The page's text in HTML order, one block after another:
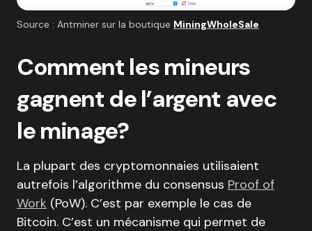
Source : Antminer sur la boutique MiningWholeSale
Comment les mineurs
gagnent de l’argent avec
le minage?
La plupart des cryptomonnaies utilisaient
autrefois l’algorithme du consensus Proof of
Work (PoW). C’est par exemple le cas de
Bitcoin. C’est un mécanisme qui permet de